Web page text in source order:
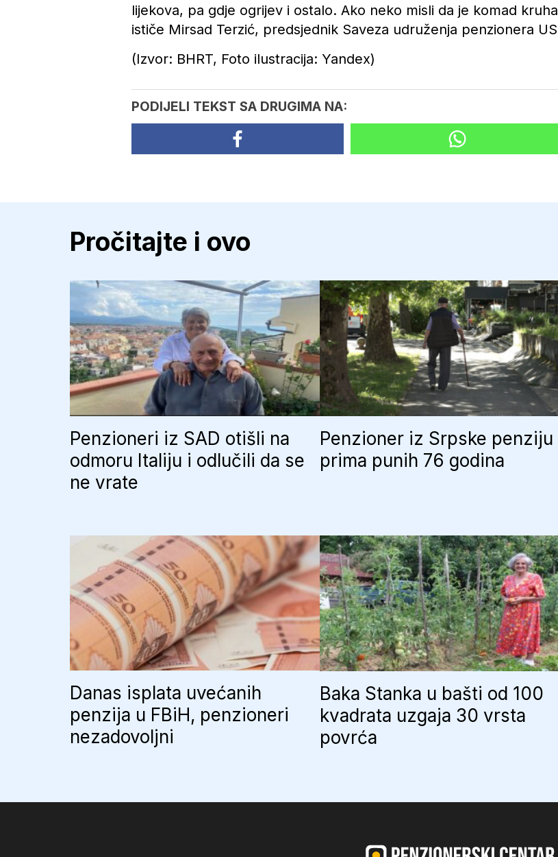
lijekova, pa gdje ogrijev i ostalo. Ako neko misli da je komad
ističe Mirsad Terzić, predsjednik Saveza udruženja penzionera
(Izvor: BHRT, Foto ilustracija: Yandex)
PODIJELI TEKST SA DRUGIMA NA:
Pročitajte i ovo
Penzioneri iz SAD otišli na
odmoru Italiju i odlučili da se
ne vrate
Penzioner iz Srpske penziju
prima punih 76 godina
Danas isplata uvećanih
penzija u FBiH, penzioneri
nezadovoljni
Baka Stanka u bašti od 100
kvadrata uzgaja 30 vrsta
povrća